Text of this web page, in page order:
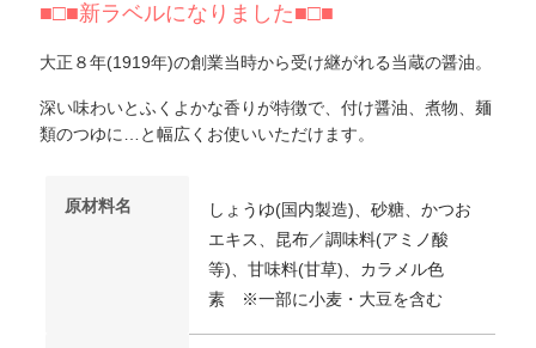
■□■新ラベルになりました■□■
大正８年(1919年)の創業当時から受け継がれる当蔵の醤油。
深い味わいとふくよかな香りが特徴で、付け醤油、煮物、麺
類のつゆに…と幅広くお使いいただけます。
原材料名
しょうゆ(国内製造)、砂糖、かつお
エキス、昆布／調味料(アミノ酸
等)、甘味料(甘草)、カラメル色
素 ※一部に小麦・大豆を含む